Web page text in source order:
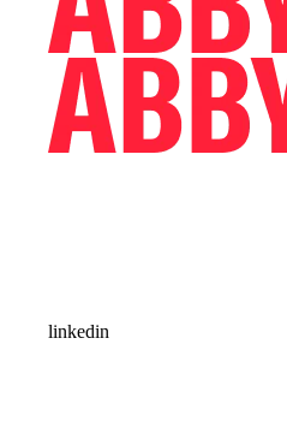
linkedin